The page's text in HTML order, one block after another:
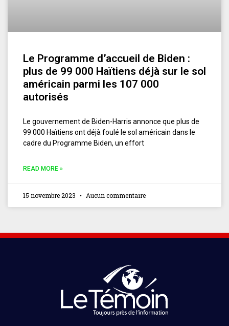
Le Programme d’accueil de Biden :
plus de 99 000 Haïtiens déjà sur le sol
américain parmi les 107 000
autorisés
Le gouvernement de Biden-Harris annonce que plus de
99 000 Haïtiens ont déjà foulé le sol américain dans le
cadre du Programme Biden, un effort
READ MORE »
15 novembre 2023 Aucun commentaire